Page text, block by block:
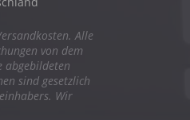
Alle
von dem
abgebildeten
sind gesetzlich
Wir